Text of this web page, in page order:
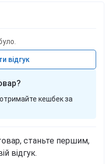
відгук
кешбек за
станьте першим,
відгук.